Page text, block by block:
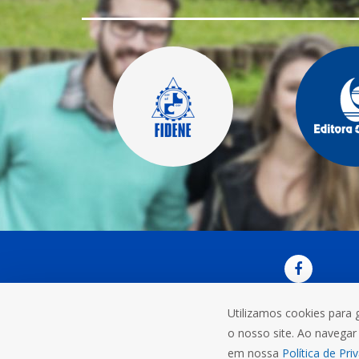
Rua do
Utilizamos cookies para
o nosso site. Ao
em nossa Política de